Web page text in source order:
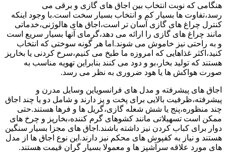
هنگامی که نوبت انتخاب بین اجاق های گازی و برقی می
رسد،تفاوت ها بسیار کم و انتخاب بسیار سخت است.با وجود اینکه
کنترل چراغ های گازی آسان تر است،اجاق های هالوژنی،خدماتی
مانند چراغ های گازی را ارائه می دهد،گرمای آنها بسیار سریع است
و به راحتی نیز خاموش می شوند.اما هر گونه سوختی که انتخاب
کنید،اکثر غذاهایی که امروزه ما طبخ می کنیم،سرخ کردنی یا بخارپز
هستند که تولید بخار،بو و دود می کنند بنابراین تهویه مناسب به
صورت هواکش ها یا هود ضروری به نظر می رسد.
اجاق های پیشرفته و مدل های فرانسویاین وسایل مدرن و
پیشرفته،ظرفیت بالایی برای پخت و پز دارند و شامل دو یا چند اجاق
چند منظوره،پنج یا شش شعله گازی،گریل ها و فرها هستند.حتی
ممکن است تسهیلاتی مانند کشوهای گرم کننده،بخارپز و چرخ های
دوار برای کباب کردن نیز داشته باشند.اجاق های مجزا بسیار سنگین
هستند و نیاز به کفپوش های محکم نیز دارند.این نوع اجاق ها از مدل
های مورد علاقه سرآشپز ها و معمولا بسیار گران قیمت هستند.